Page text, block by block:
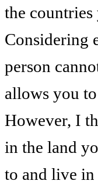
the
Considering
person
allows you
However, I
in the land
to and live in